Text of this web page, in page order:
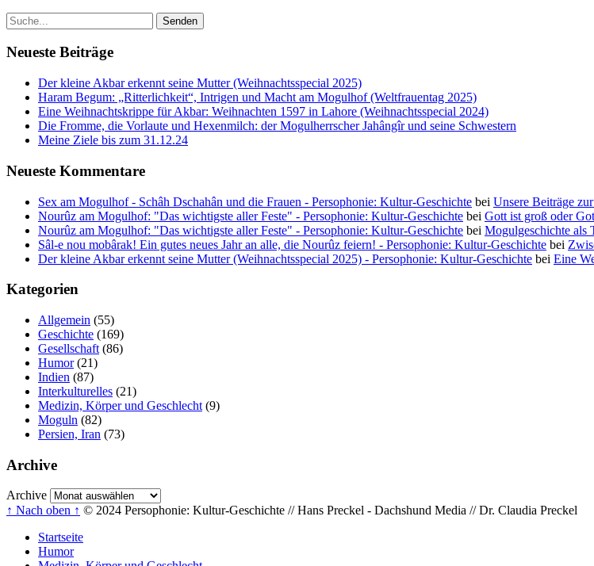
Neueste Beiträge
Der kleine Akbar erkennt seine Mutter (Weihnachtsspecial 2025)
Haram Begum: „Ritterlichkeit“, Intrigen und Macht am Mogulhof (Weltfrauentag 2025)
Eine Weihnachtskrippe für Akbar: Weihnachten 1597 in Lahore (Weihnachtsspecial 2024)
Die Fromme, die Vorlaute und Hexenmilch: der Mogulherrscher Jahângîr und seine Schwestern
Meine Ziele bis zum 31.12.24
Neueste Kommentare
Sex am Mogulhof - Schâh Dschahân und die Frauen - Persophonie: Kultur-Geschichte bei Unsere Beiträge
Nourûz am Mogulhof: "Das wichtigste aller Feste" - Persophonie: Kultur-Geschichte bei Gott ist groß oder
Nourûz am Mogulhof: "Das wichtigste aller Feste" - Persophonie: Kultur-Geschichte bei Mogulgeschichte als
Sâl-e nou mobârak! Ein gutes neues Jahr an alle, die Nourûz feiern! - Persophonie: Kultur-Geschichte bei
Der kleine Akbar erkennt seine Mutter (Weihnachtsspecial 2025) - Persophonie: Kultur-Geschichte bei Eine
Kategorien
Allgemein (55)
Geschichte (169)
Gesellschaft (86)
Humor(21)
Indien (87)
Interkulturelles (21)
Medizin, Körper und Geschlecht (9)
Moguln (82)
Persien, Iran (73)
Archive
Archive
↑ Nach oben ↑ © 2024 Persophonie: Kultur-Geschichte // Hans Preckel - Dachshund Media // Dr. Claudia Preckel
Startseite
Humor